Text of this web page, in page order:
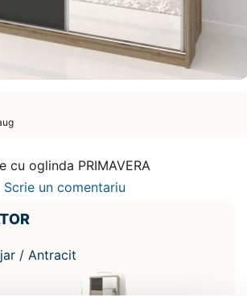
cu oglinda PRIMAVERA
Scrie un comentariu
/ Antracit